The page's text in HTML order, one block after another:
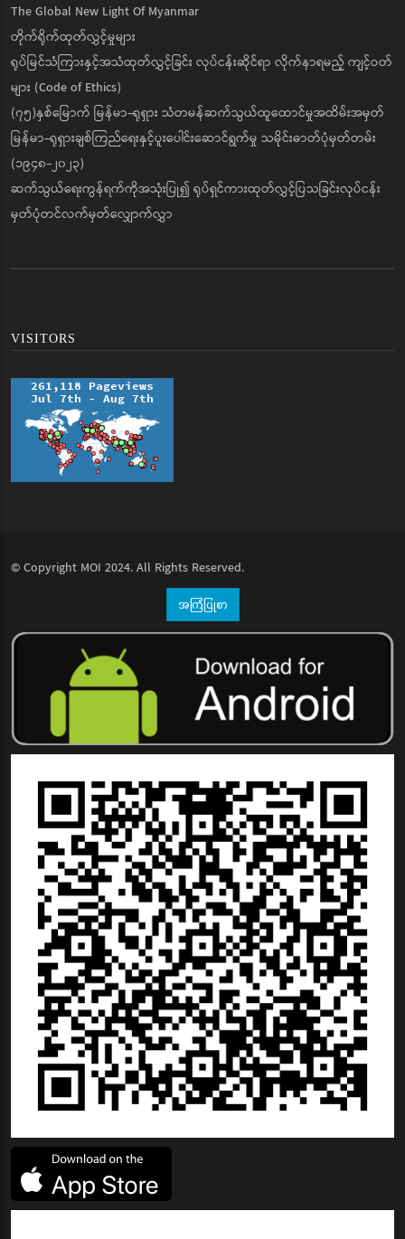
The Global New Light Of Myanmar
တိုက်ရိုက်ထုတ်လွှင့်မှုများ
ရုပ်မြင်သံကြားနှင့်အသံထုတ်လွှင့်ခြင်း လုပ်ငန်းဆိုင်ရာ လိုက်နာရမည့် ကျင့်ဝတ်
များ (Code of Ethics)
(၇၅)နှစ်မြောက် မြန်မာ-ရုရှား သံတမန်ဆက်သွယ်ထူထောင်မှုအထိမ်းအမှတ်
မြန်မာ-ရုရှားချစ်ကြည်ရေးနှင့်ပူးပေါင်းဆောင်ရွက်မှု သမိုင်းဓာတ်ပုံမှတ်တမ်း
(၁၉၄၈-၂၀၂၃)
ဆက်သွယ်ရေးကွန်ရက်ကိုအသုံးပြု၍ ရုပ်ရှင်ကားထုတ်လွှင့်ပြသခြင်းလုပ်ငန်း
မှတ်ပုံတင်လက်မှတ်လျှောက်လွှာ
VISITORS
© Copyright MOI 2024. All Rights Reserved.
အကြံပြုစာ